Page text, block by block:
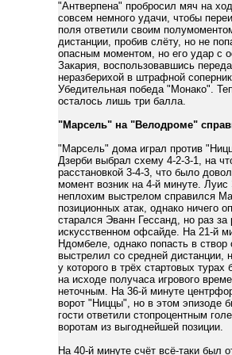
"Антверпена" пробросил мяч на
совсем немного удачи, чтобы
поля ответили своим
дистанции, пробив слёту, но не
опасным моментом, но его удар с
Закария, воспользовавшись
неразберихой в штрафной
Убедительная победа "Монако".
осталось лишь три балла.
"Марсель" на "Велодроме"
"Марсель" дома играл против
Дзерби выбрал схему 4-2-3-1, на
расстановкой 3-4-3, что было
момент возник на 4-й минуте.
неплохим выстрелом справился
позиционных атак, однако ничего
старался Эванн Гессанд, но раз
искусственном офсайде. На 21-й
Ндомбеле, однако попасть в
выстрелил со средней дистанции,
у которого в трёх стартовых
на исходе получаса игрового
неточным. На 36-й минуте
ворот "Ниццы", но в этом эпизоде
гости ответили стопроцентным
воротам из выгоднейшей позиции.
На 40-й минуте счёт всё-таки был